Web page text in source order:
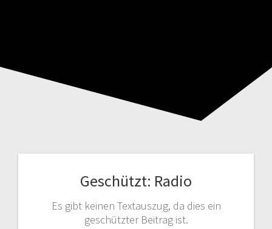
Geschützt: Radio
Es gibt keinen Textauszug, da dies ein
geschützter Beitrag ist.